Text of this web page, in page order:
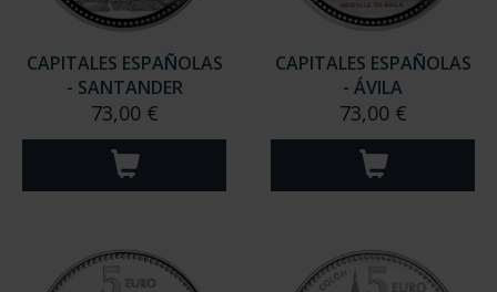
CAPITALES ESPAÑOLAS
- SANTANDER
73,00 €
CAPITALES ESPAÑOLAS
- ÁVILA
73,00 €